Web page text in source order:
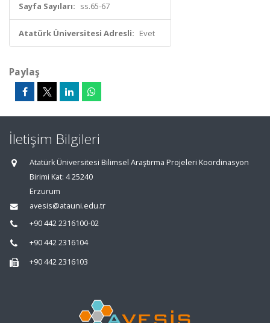
Sayfa Sayıları: ss.65-67
Atatürk Üniversitesi Adresli: Evet
Paylaş
İletişim Bilgileri
Atatürk Üniversitesi Bilimsel Araştırma Projeleri Koordinasyon
Birimi Kat: 4 25240
Erzurum
avesis@atauni.edu.tr
+90 442 2316100-02
+90 442 2316104
+90 442 2316103